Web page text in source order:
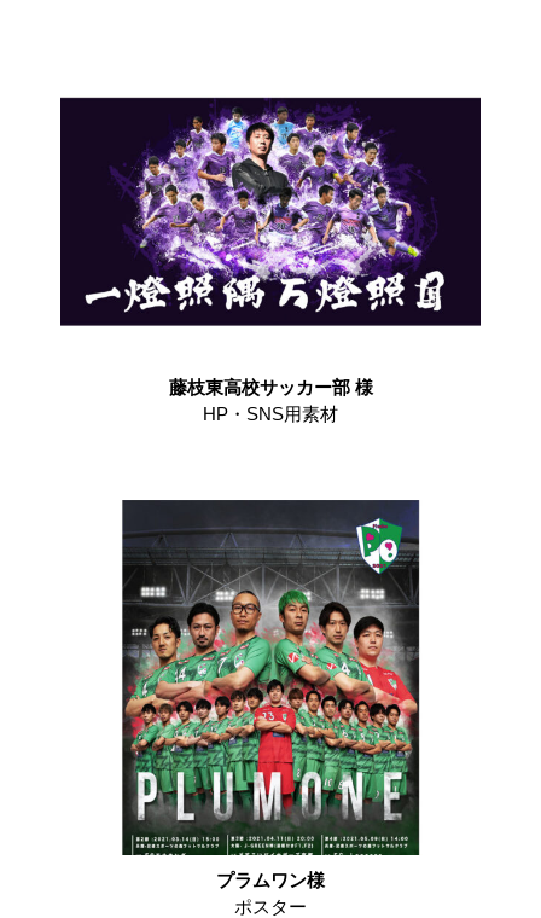
藤枝東高校サッカー部 様
HP・SNS用素材
プラムワン様
ポスター